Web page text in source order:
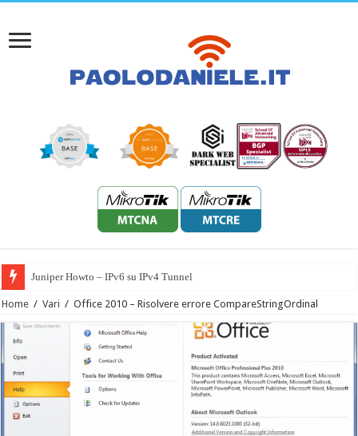
Juniper Howto – IPv6 su IPv4 Tunnel
Home / Vari / Office 2010 – Risolvere errore CompareStringOrdinal